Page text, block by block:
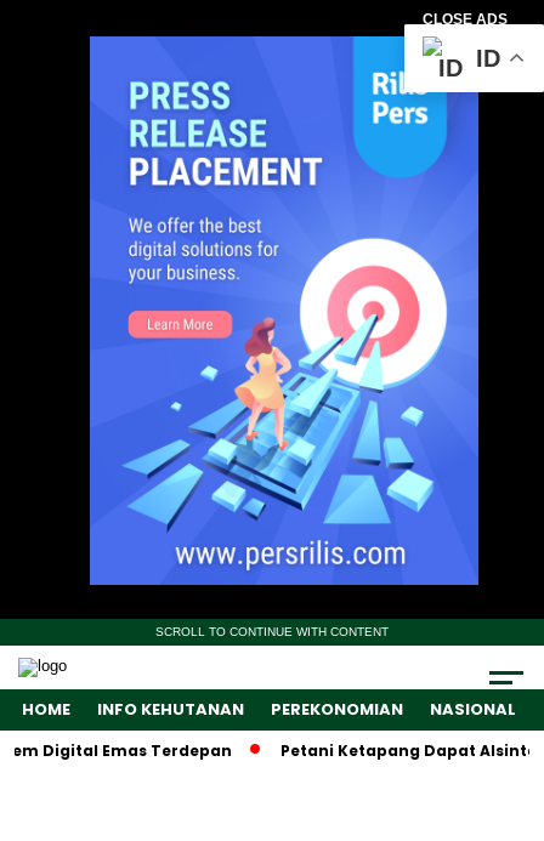
CLOSE ADS
SCROLL TO CONTINUE WITH CONTENT
HOME INFO KEHUTANAN PEREKONOMIAN NASIONAL
Digital Emas Terdepan Petani Ketapang Dapat
ID